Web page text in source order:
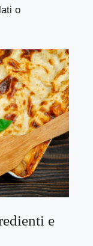
o
e